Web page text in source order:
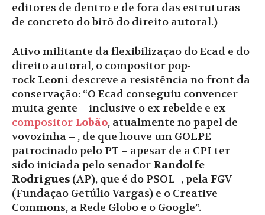
editores de dentro e de fora das estruturas
de concreto do birô do direito autoral.)
Ativo militante da flexibilização do Ecad e do
direito autoral, o compositor pop-
rock Leoni descreve a resistência no front da
conservação: “O Ecad conseguiu convencer
muita gente – inclusive o ex-rebelde e ex-
compositor Lobão, atualmente no papel de
vovozinha – , de que houve um GOLPE
patrocinado pelo PT – apesar de a CPI ter
sido iniciada pelo senador Randolfe
Rodrigues (AP), que é do PSOL -, pela FGV
(Fundação Getúlio Vargas) e o Creative
Commons, a Rede Globo e o Google”.